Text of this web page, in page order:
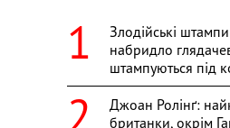
Злодійські
набридло
штампуються під
Джоан Ролінґ:
британки, окрім